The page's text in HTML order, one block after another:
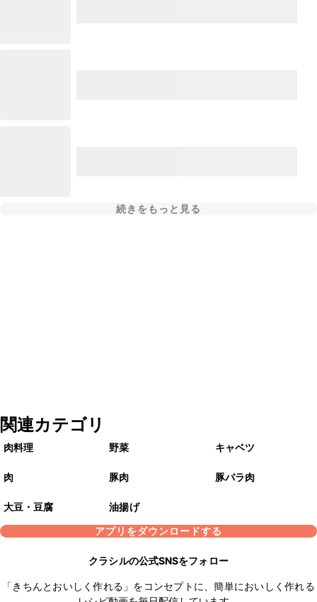
続きをもっと見る
関連カテゴリ
肉料理 野菜 キャベツ
肉 豚肉 豚バラ肉
大豆・豆腐
油揚げ
アプリをダウンロードする
クラシルの公式SNSをフォロー
「きちんとおいしく作れる」をコンセプトに、簡単においしく作れる